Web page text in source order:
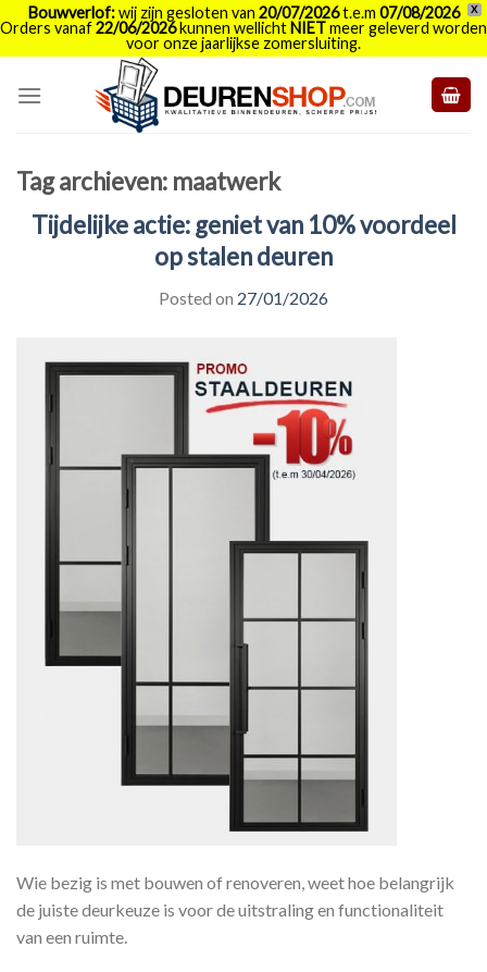
X
Bouwverlof:wij zijn gesloten van 20/07/2026t.e.m 07/08/2026
Orders vanaf22/06/2026kunnen wellichtNIETmeer geleverd worden
voor onze jaarlijkse zomersluiting.
Tag archieven: maatwerk
Tijdelijke actie: geniet van 10% voordeel
op stalen deuren
Posted on 27/01/2026
Wie bezig is met bouwen of renoveren, weet hoe belangrijk
de juiste deurkeuze is voor de uitstraling en functionaliteit
van een ruimte.